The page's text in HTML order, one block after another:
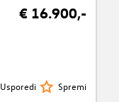
€ 16.900,-
Usporedi Spremi